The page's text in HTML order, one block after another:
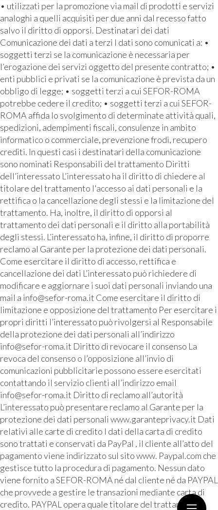
• utilizzati per la promozione via mail di prodotti e servizi
analoghi a quelli acquisiti per due anni dal recesso fatto
salvo il diritto di opporsi. Destinatari dei dati
Comunicazione dei dati a terzi I dati sono comunicati a: •
soggetti terzi se la comunicazione è necessaria per
l’erogazione dei servizi oggetto del presente contratto; •
enti pubblici e privati se la comunicazione è prevista da un
obbligo di legge; • soggetti terzi a cui SEFOR-ROMA
potrebbe cedere il credito; • soggetti terzi a cui SEFOR-
ROMA affida lo svolgimento di determinate attività quali,
spedizioni, adempimenti fiscali, consulenze in ambito
informatico o commerciale, prevenzione frodi, recupero
crediti. In questi casi i destinatari della comunicazione
sono nominati Responsabili del trattamento Diritti
dell’interessato L’interessato ha il diritto di chiedere al
titolare del trattamento l'accesso ai dati personali e la
rettifica o la cancellazione degli stessi e la limitazione del
trattamento. Ha, inoltre, il diritto di opporsi al
trattamento dei dati personali e il diritto alla portabilità
degli stessi. L’interessato ha, infine, il diritto di proporre
reclamo al Garante per la protezione dei dati personali.
Come esercitare il diritto di accesso, rettifica e
cancellazione dei dati L’interessato può richiedere di
modificare e aggiornare i suoi dati personali inviando una
mail a info@sefor-roma.it Come esercitare il diritto di
limitazione e opposizione del trattamento Per esercitare i
propri diritti l’interessato può rivolgersi al Responsabile
della protezione dei dati personali all’indirizzo
info@sefor-roma.it Diritto di revocare il consenso La
revoca del consenso o l’opposizione all’invio di
comunicazioni pubblicitarie possono essere esercitati
contattando il servizio clienti all’indirizzo email
info@sefor-roma.it Diritto di reclamo all’autorità
L’interessato può presentare reclamo al Garante per la
protezione dei dati personali www.garanteprivacy.it Dati
relativi alle carte di credito I dati della carta di credito
sono trattati e conservati da PayPal , il cliente all’atto del
pagamento viene indirizzato sul sito www. Paypal.com che
gestisce tutto la procedura di pagamento. Nessun dato
viene fornito a SEFOR-ROMA né dal cliente né da PAYPAL
che provvede a gestire le transazioni mediante carta di
credito. PAYPAL opera quale titolare del trattamento